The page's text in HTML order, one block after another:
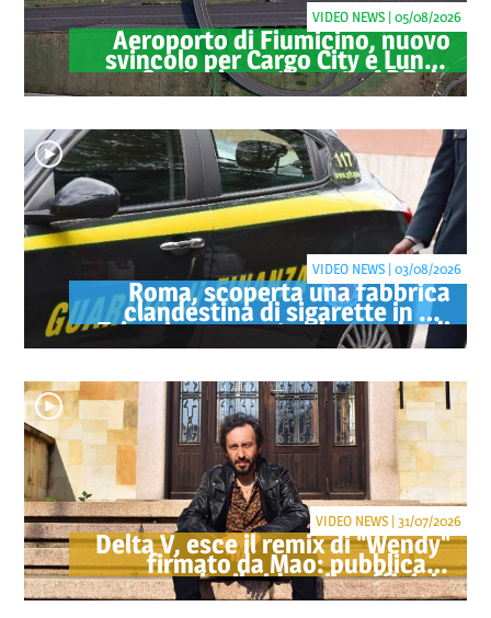
Aeroporto di Fiumicino, nuovo
svincolo per Cargo City e Lunga
Sosta: investimento ADR da
oltre 40 milioni
VIDEO NEWS | 05/08/2026
Roma, scoperta una fabbrica
clandestina di sigarette in via
Trigoria: sequestrati 1.350 kg di
tabacco
VIDEO NEWS | 03/08/2026
Delta V, esce il remix di "Wendy"
firmato da Mao: pubblicato
anche il videoclip ufficiale
VIDEO NEWS | 31/07/2026